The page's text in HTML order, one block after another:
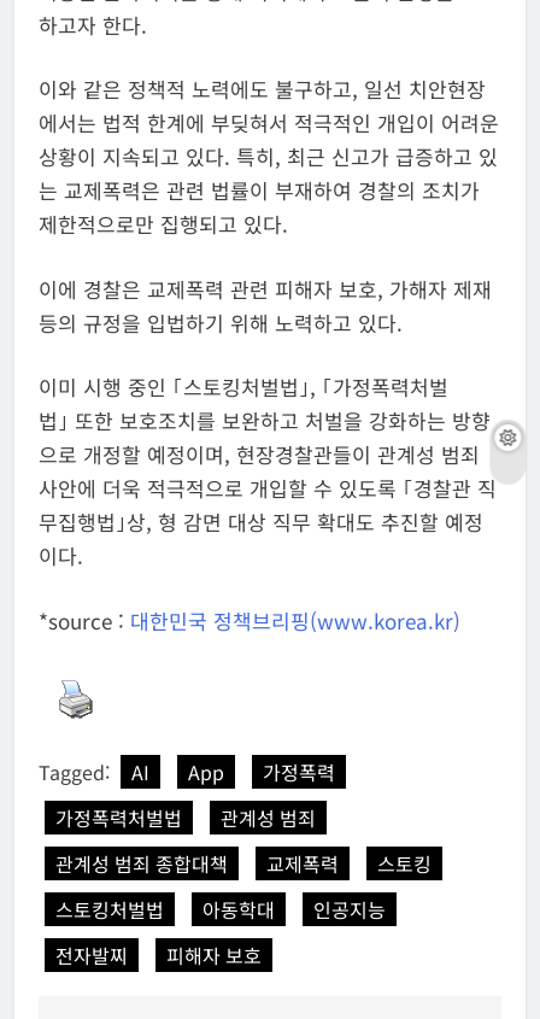
하고자 한다.
이와 같은 정책적 노력에도 불구하고, 일선 치안현장
에서는 법적 한계에 부딪혀서 적극적인 개입이 어려운
상황이 지속되고 있다. 특히, 최근 신고가 급증하고 있
는 교제폭력은 관련 법률이 부재하여 경찰의 조치가
제한적으로만 집행되고 있다.
이에 경찰은 교제폭력 관련 피해자 보호, 가해자 제재
등의 규정을 입법하기 위해 노력하고 있다.
이미 시행 중인 ｢스토킹처벌법｣, ｢가정폭력처벌
법｣ 또한 보호조치를 보완하고 처벌을 강화하는 방향
으로 개정할 예정이며, 현장경찰관들이 관계성 범죄
사안에 더욱 적극적으로 개입할 수 있도록 ｢경찰관 직
무집행법｣상, 형 감면 대상 직무 확대도 추진할 예정
이다.
*source : 대한민국 정책브리핑(www.korea.kr)
Tagged: AI App
가정폭력
가정폭력처벌법
관계성 범죄
관계성 범죄 종합대책
교제폭력
스토킹
스토킹처벌법
아동학대
인공지능
전자발찌
피해자 보호